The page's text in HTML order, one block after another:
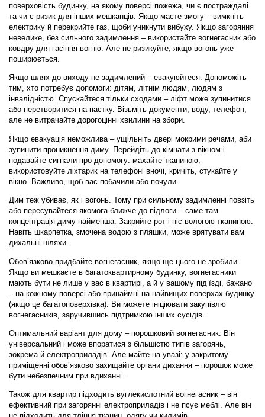
поверховість будинку, на якому поверсі пожежа, чи є постраждалі
та чи є ризик для інших мешканців. Якщо маєте змогу – вимкніть
електрику й перекрийте газ, щоби уникнути вибуху. Якщо загоряння
невелике, без сильного задимлення – використайте вогнегасник або
ковдру для гасіння вогню. Але не ризикуйте, якщо вогонь уже
поширюється.
Якщо шлях до виходу не задимлений – евакуюйтеся. Допоможіть
тим, хто потребує допомоги: дітям, літнім людям, людям з
інвалідністю. Спускайтеся тільки сходами – ліфт може зупинитися
або перетворитися на пастку. Візьміть документи, воду, телефон,
але не витрачайте дорогоцінні хвилини на збори.
Якщо евакуація неможлива – ущільніть двері мокрими речами, аби
зупинити проникнення диму. Перейдіть до кімнати з вікном і
подавайте сигнали про допомогу: махайте тканиною,
використовуйте ліхтарик на телефоні вночі, кричіть, стукайте у
вікно. Важливо, щоб вас побачили або почули.
Дим теж убиває, як і вогонь. Тому при сильному задимленні повзіть
або пересувайтеся якомога ближче до підлоги – саме там
концентрація диму найменша. Закрийте рот і ніс вологою тканиною.
Навіть шкарпетка, змочена водою з пляшки, може врятувати вам
дихальні шляхи.
Обов’язково придбайте вогнегасник, якщо ще цього не зробили
Якщо ви мешкаєте в багатоквартирному будинку, вогнегасники
мають бути не лише у вас в квартирі, а й у вашому під’їзді, бажано
– на кожному поверсі або принаймні на найвищих поверхах будинку
(якщо це багатоповерхівка). Ви можете ініціювати закупівлю
вогнегасників, заручившись підтримкою інших сусідів.
Оптимальний варіант для дому – порошковий вогнегасник. Він
універсальний і може впоратися з більшістю типів загорянь,
зокрема й електроприладів. Але майте на увазі: у закритому
приміщенні обов’язково захищайте органи дихання – порошок може
бути небезпечним при вдиханні.
Також для квартир підходить вуглекислотний вогнегасник – він
ефективний при загорянні електроприладів і не псує меблі. Але він